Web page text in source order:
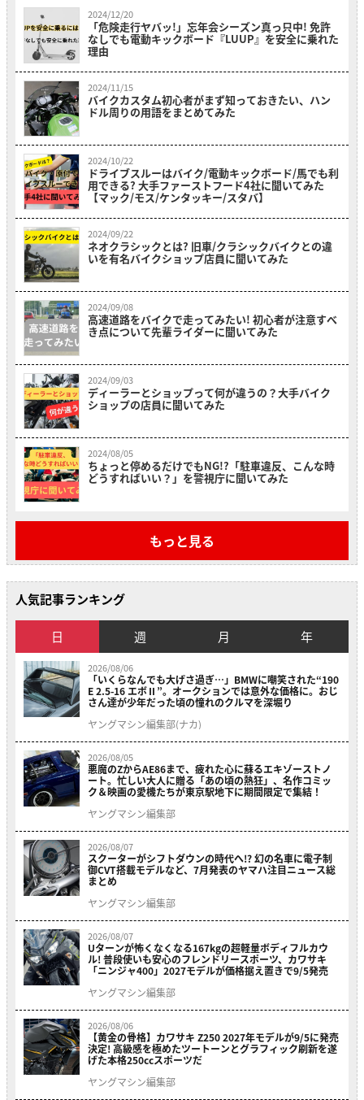
2024/12/20
「危険走行ヤバッ!」忘年会シーズン真っ只中! 免許
なしでも電動キックボード『LUUP』を安全に乗れた
理由
2024/11/15
バイクカスタム初心者がまず知っておきたい、ハン
ドル周りの用語をまとめてみた
2024/10/22
ドライブスルーはバイク/電動キックボード/馬でも利
用できる? 大手ファーストフード4社に聞いてみた
【マック/モス/ケンタッキー/スタバ】
2024/09/22
ネオクラシックとは? 旧車/クラシックバイクとの違
いを有名バイクショップ店員に聞いてみた
2024/09/08
高速道路をバイクで走ってみたい! 初心者が注意すべ
き点について先輩ライダーに聞いてみた
2024/09/03
ディーラーとショップって何が違うの？大手バイク
ショップの店員に聞いてみた
2024/08/05
ちょっと停めるだけでもNG!?「駐車違反、こんな時
どうすればいい？」を警視庁に聞いてみた
もっと見る
人気記事ランキング
日 週 月 年
2026/08/06
「いくらなんでも大げさ過ぎ…」BMWに嘲笑された“190
E 2.5-16 エボⅡ”。オークションでは意外な価格に。おじ
さん達が少年だった頃の憧れのクルマを深堀り
ヤングマシン編集部(ナカ)
2026/08/05
悪魔のZからAE86まで、疲れた心に蘇るエキゾーストノ
ート。忙しい大人に贈る「あの頃の熱狂」、名作コミッ
ク＆映画の愛機たちが東京駅地下に期間限定で集結！
ヤングマシン編集部
2026/08/07
スクーターがシフトダウンの時代へ!? 幻の名車に電子制
御CVT搭載モデルなど、7月発表のヤマハ注目ニュース総
まとめ
ヤングマシン編集部
2026/08/07
Uターンが怖くなくなる167kgの超軽量ボディフルカウ
ル! 普段使いも安心のフレンドリースポーツ、カワサキ
「ニンジャ400」2027モデルが価格据え置きで9/5発売
ヤングマシン編集部
2026/08/06
【黄金の骨格】カワサキ Z250 2027年モデルが9/5に発売
決定! 高級感を極めたツートーンとグラフィック刷新を遂
げた本格250ccスポーツだ
ヤングマシン編集部